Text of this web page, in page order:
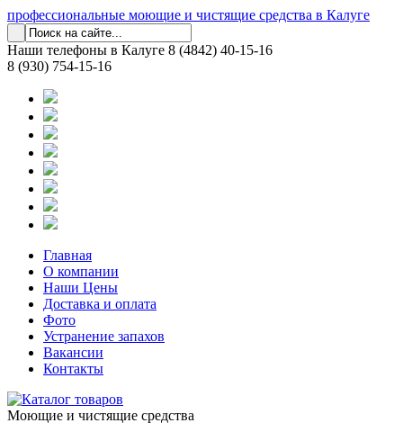
профессиональные моющие и чистящие средства в Калуге
Наши телефоны в Калуге 8 (4842) 40-15-16
8 (930) 754-15-16
Главная
О компании
Наши Цены
Доставка и оплата
Фото
Устранение запахов
Вакансии
Контакты
Моющие и чистящие средства